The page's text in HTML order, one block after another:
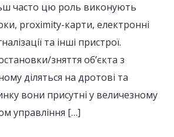
часто цю роль виконують
proximity-карти, електронні
та інші пристрої.
зняття об’єкта з
діляться на дротові та
вони присутні у величезному
управління […]